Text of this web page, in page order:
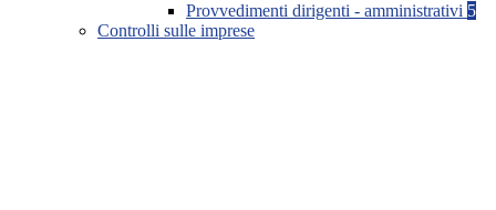
Provvedimenti dirigenti - amministrativi 5
Controlli sulle imprese